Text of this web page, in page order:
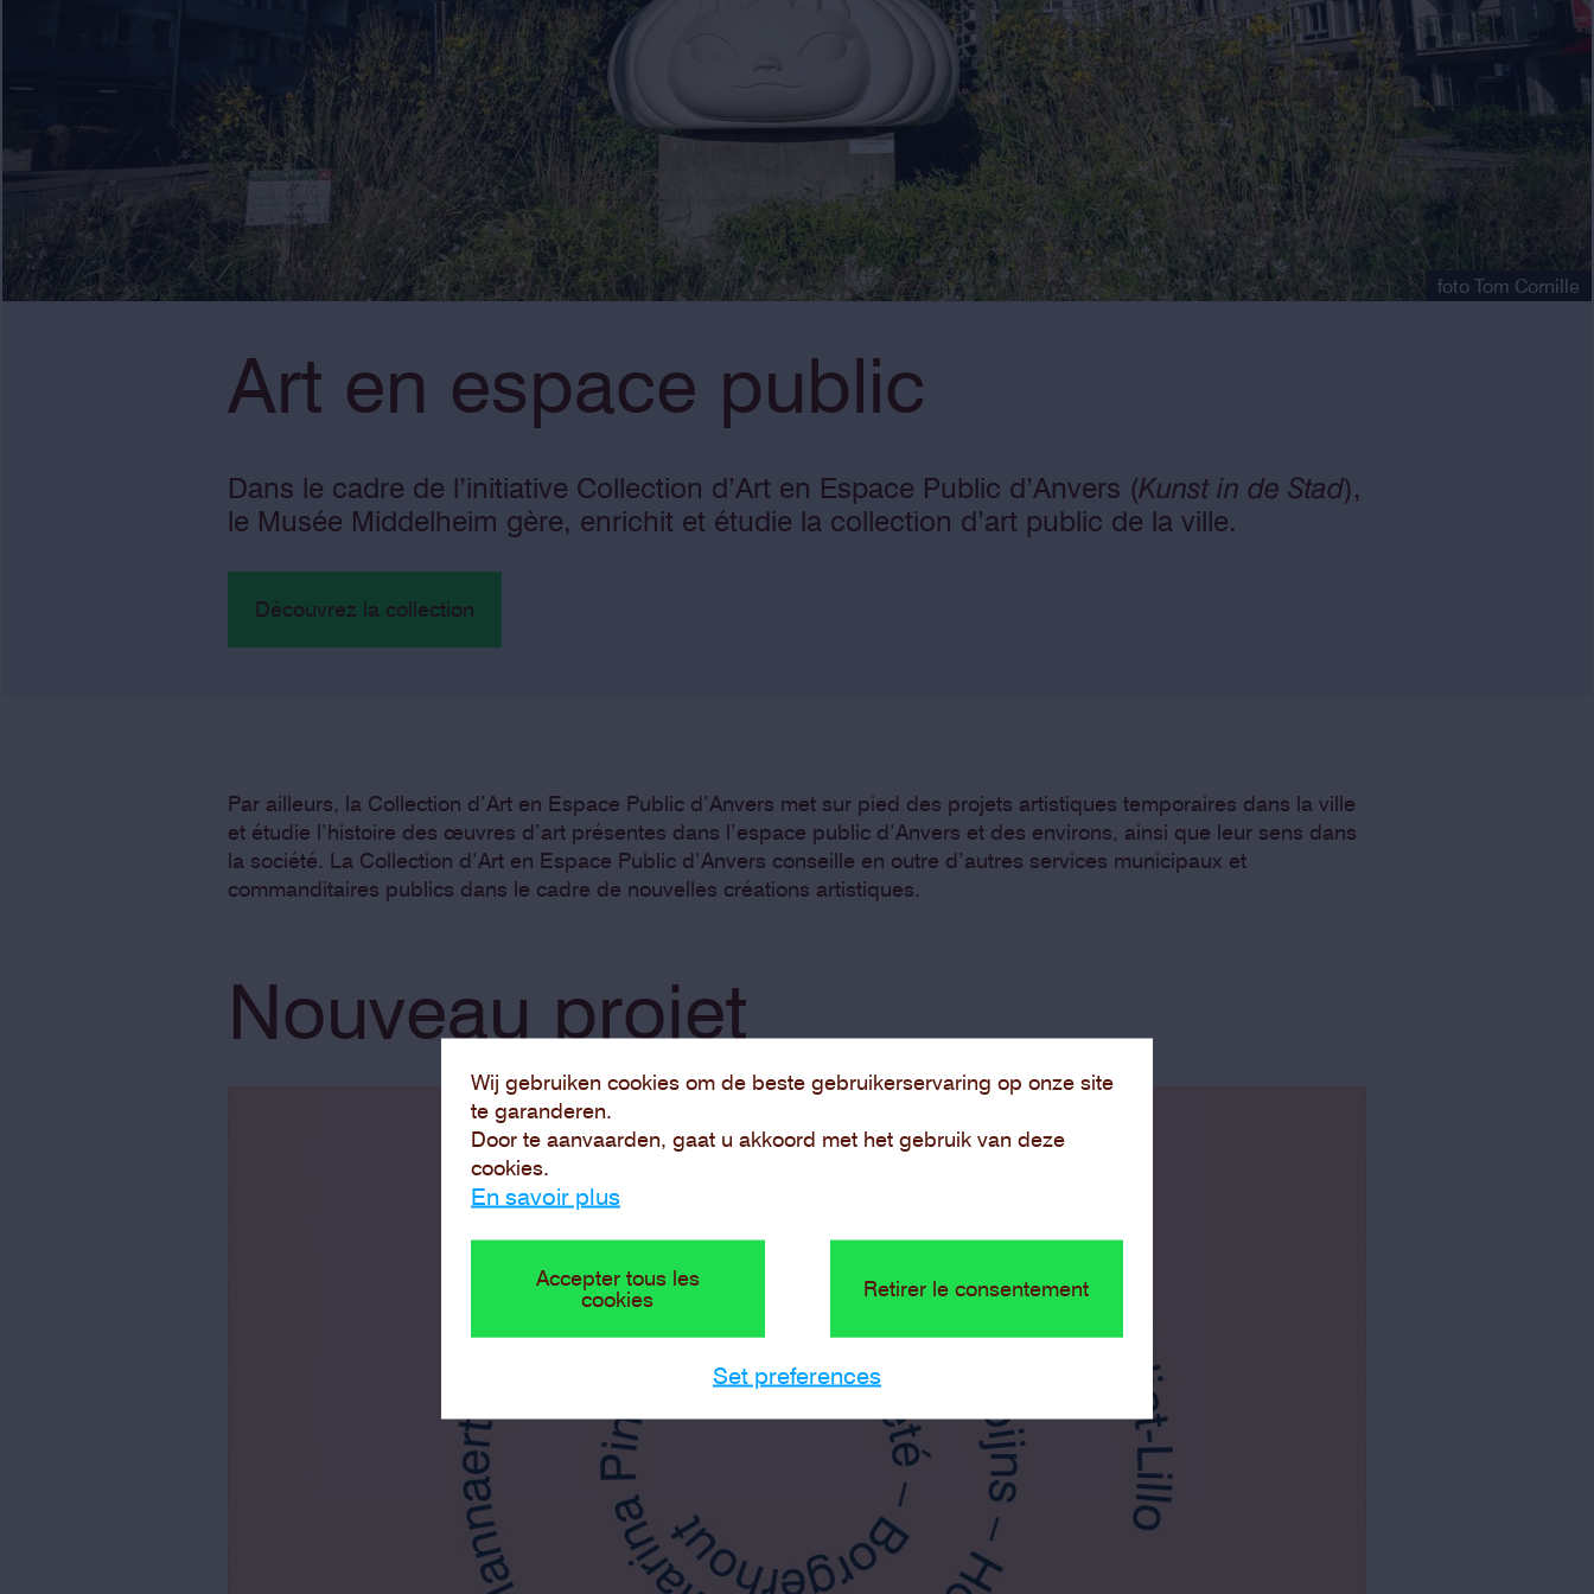
Wij gebruiken cookies om de beste gebruikerservaring op onze site
te garanderen.
Door te aanvaarden, gaat u akkoord met het gebruik van deze
cookies.
En savoir plus
Accepter tous les
cookies
Retirer le consentement
Set preferences
foto Tom Cornille
Art en espace public
Dans le cadre de l’initiative Collection d’Art en Espace Public d’Anvers (Kunst in de Stad),
le Musée Middelheim gère, enrichit et étudie la collection d’art public de la ville.
Découvrez la collection
Par ailleurs, la Collection d’Art en Espace Public d’Anvers met sur pied des projets artistiques temporaires dans la ville
et étudie l’histoire des œuvres d’art présentes dans l’espace public d’Anvers et des environs, ainsi que leur sens dans
la société. La Collection d’Art en Espace Public d’Anvers conseille en outre d’autres services municipaux et
commanditaires publics dans le cadre de nouvelles créations artistiques.
Nouveau projet